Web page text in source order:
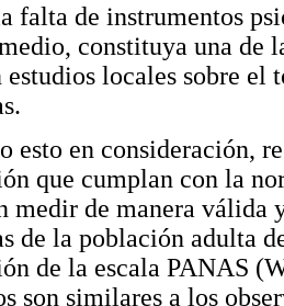
falta de instrumentos
constituya una de
estudios locales sobre
esto en consideración,
que cumplan con la
medir de manera válida
de la población adulta
de la escala PANAS
son similares a los